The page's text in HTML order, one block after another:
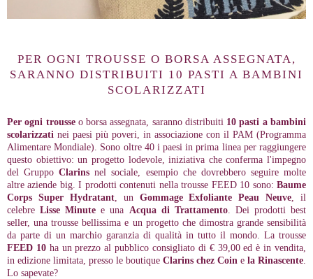
PER OGNI TROUSSE O BORSA ASSEGNATA,
SARANNO DISTRIBUITI 10 PASTI A BAMBINI
SCOLARIZZATI
Per ogni trousseo borsa assegnata, saranno distribuiti 10 pasti a bambini
scolarizzati nei paesi più poveri, in associazione con il PAM (Programma
Alimentare Mondiale). Sono oltre 40 i paesiin prima linea per raggiungere
questo obiettivo: un progetto lodevole, iniziativa che conferma l'impegno
del GruppoClarins nel sociale, esempio che dovrebbero seguire molte
altre aziende big. I prodotti contenuti nella trousse FEED 10 sono: Baume
Corps Super Hydratant, un Gommage Exfoliante Peau Neuve , il
celebreLisse Minute e una Acqua di Trattamento. Dei prodotti best
seller, una trousse bellissima e un progetto che dimostra grande sensibilità
da parte di un marchio garanzia di qualità in tutto il mondo. La trousse
FEED 10ha un prezzo al pubblico consigliato di € 39,00 ed è in vendita,
in edizione limitata, presso le boutique Clarins chez Coin e la Rinascente
Lo sapevate?